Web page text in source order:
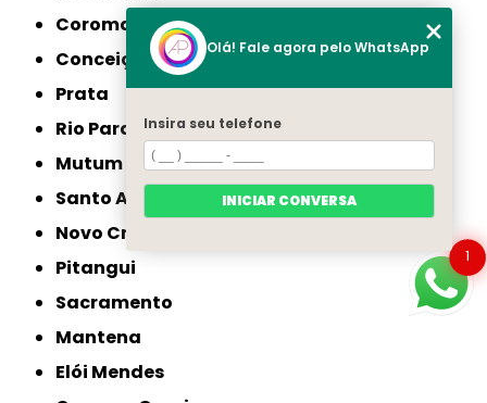
Coromandel
Conceição das Alagoas
Prata
Rio Pardo de Minas
Mutum
Santo Antônio do Monte
Novo Cruzeiro
Pitangui
Sacramento
Mantena
Elói Mendes
1
Olá! Fale agora pelo WhatsApp
Insira seu telefone
INICIAR CONVERSA